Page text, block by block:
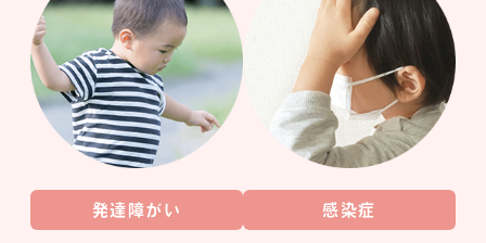
発達障がい 感染症